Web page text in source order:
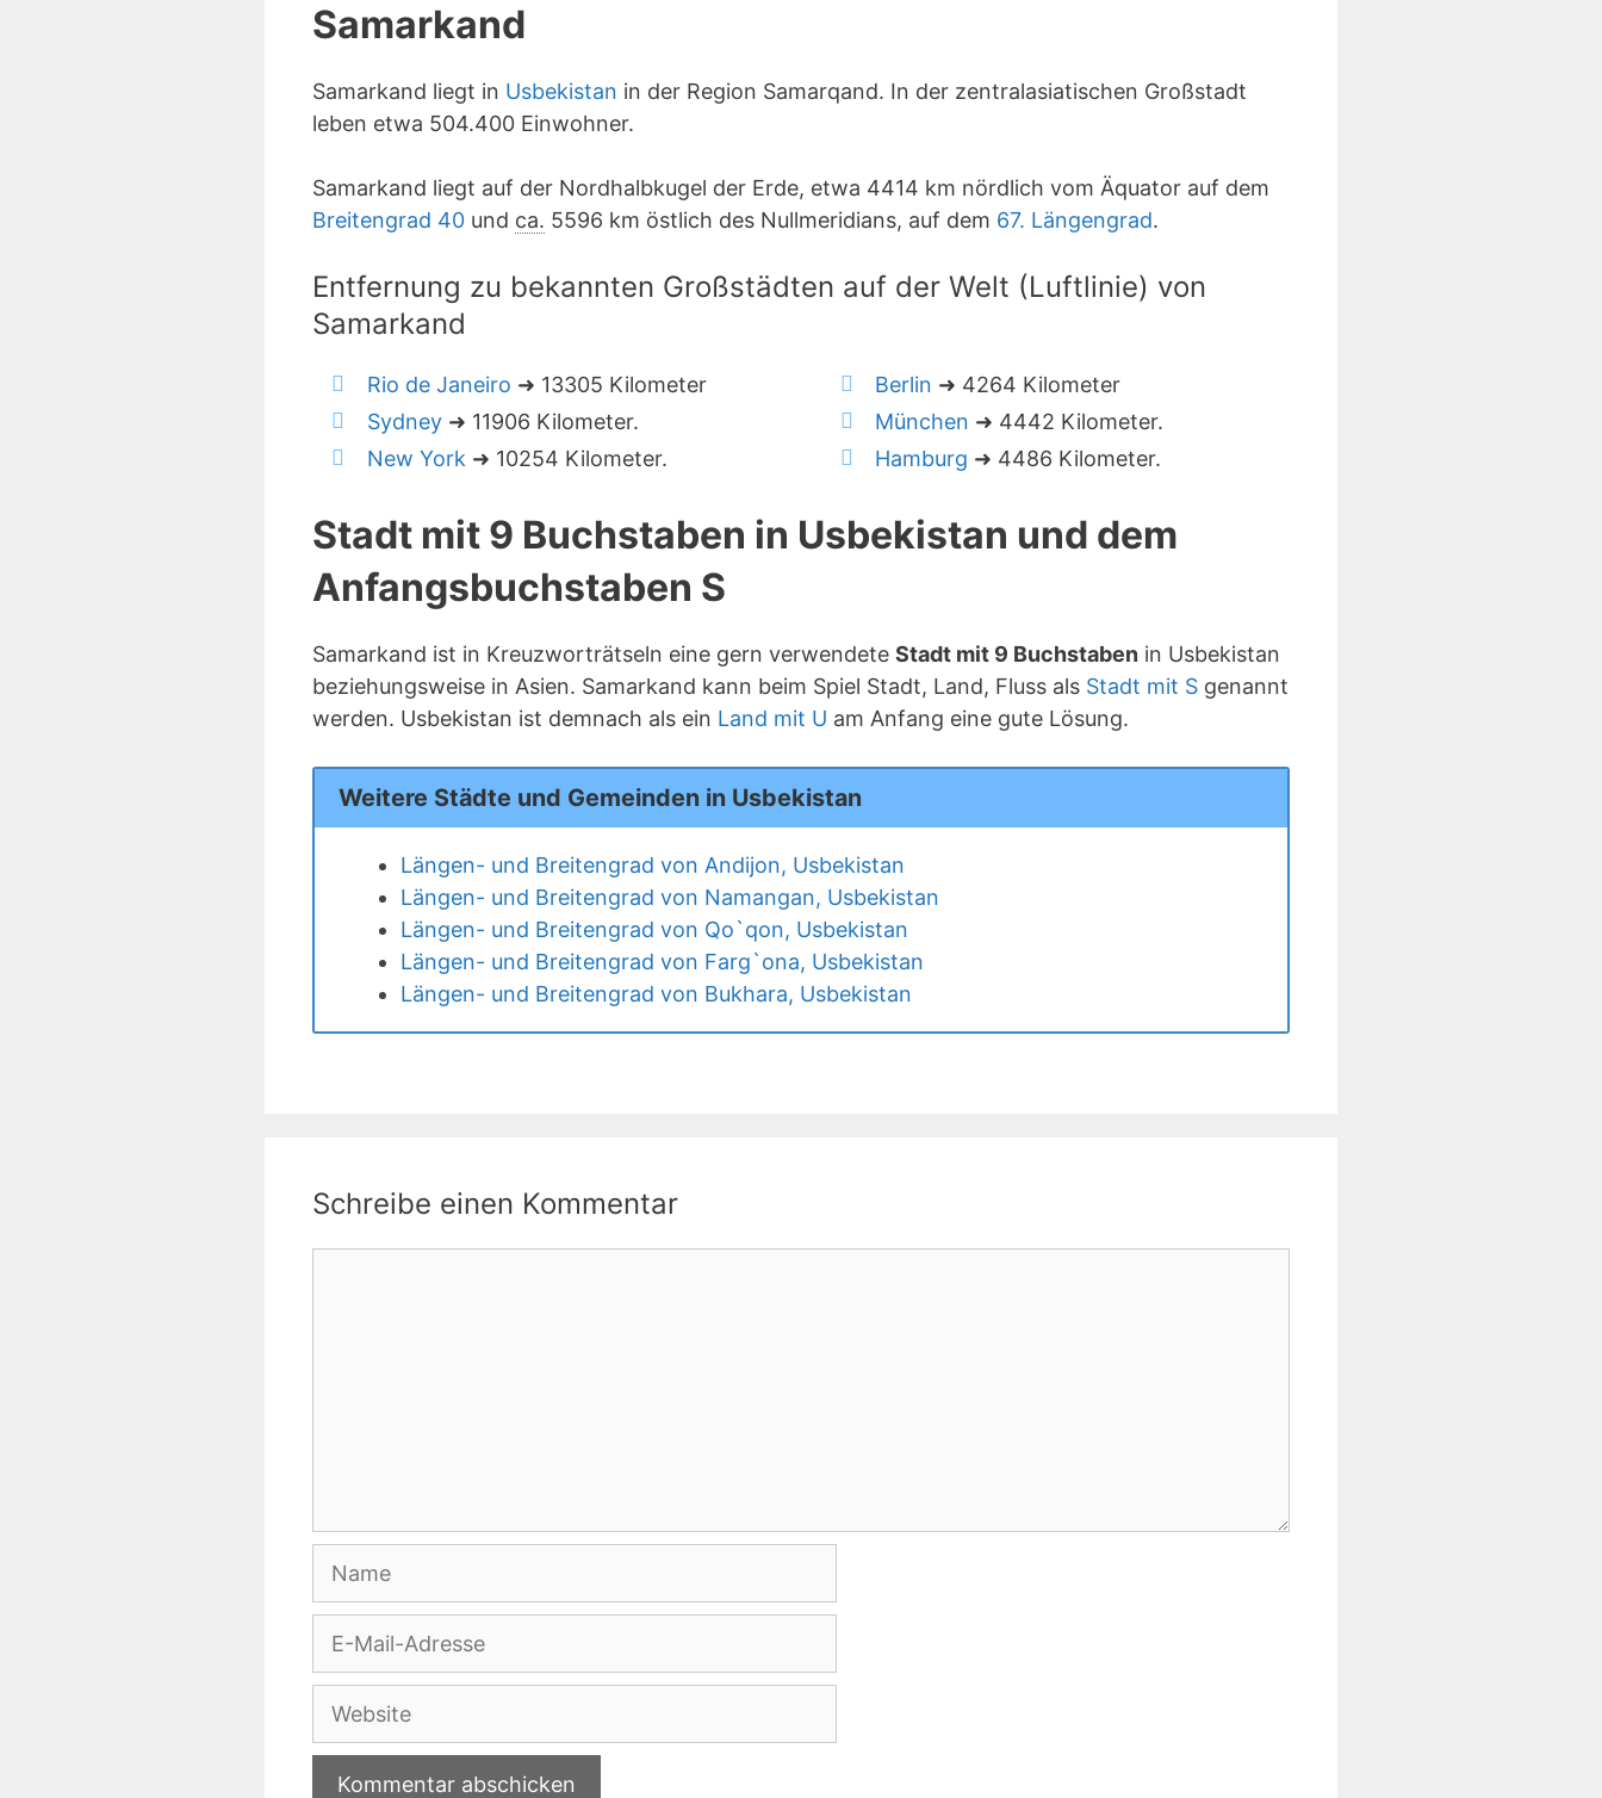
Samarkand
Samarkand liegt in Usbekistan in der Region Samarqand. In der zentralasiatischen Großstadt
leben etwa 504.400 Einwohner.
Samarkand liegt auf der Nordhalbkugel der Erde, etwa 4414 km nördlich vom Äquator auf dem
Breitengrad 40 und ca. 5596 km östlich des Nullmeridians, auf dem 67. Längengrad.
Entfernung zu bekannten Großstädten auf der Welt (Luftlinie) von
Samarkand
Rio de Janeiro ➜ 13305 Kilometer
Sydney ➜ 11906 Kilometer.
New York ➜ 10254 Kilometer.
Berlin ➜ 4264 Kilometer
München ➜ 4442 Kilometer.
Hamburg ➜ 4486 Kilometer.
Stadt mit 9 Buchstaben in Usbekistan und dem
Anfangsbuchstaben S
Samarkand ist in Kreuzworträtseln eine gern verwendete Stadt mit 9 Buchstaben in Usbekistan
beziehungsweise in Asien. Samarkand kann beim Spiel Stadt, Land, Fluss als Stadt mit S genannt
werden. Usbekistan ist demnach als ein Land mit U am Anfang eine gute Lösung.
Weitere Städte und Gemeinden in Usbekistan
Längen- und Breitengrad von Andijon, Usbekistan
Längen- und Breitengrad von Namangan, Usbekistan
Längen- und Breitengrad von Qo`qon, Usbekistan
Längen- und Breitengrad von Farg`ona, Usbekistan
Längen- und Breitengrad von Bukhara, Usbekistan
Schreibe einen Kommentar
Adresse
Website